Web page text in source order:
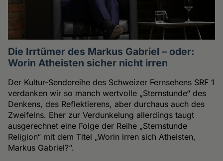
Die Irrtümer des Markus Gabriel – oder:
Worin Atheisten sicher nicht irren
Der Kultur-Sendereihe des Schweizer Fernsehens SRF 1
verdanken wir so manch wertvolle „Sternstunde“ des
Denkens, des Reflektierens, aber durchaus auch des
Zweifelns. Eher zur Verdunkelung allerdings taugt
ausgerechnet eine Folge der Reihe „Sternstunde
Religion“ mit dem Titel „Worin irren sich Atheisten,
Markus Gabriel?“.